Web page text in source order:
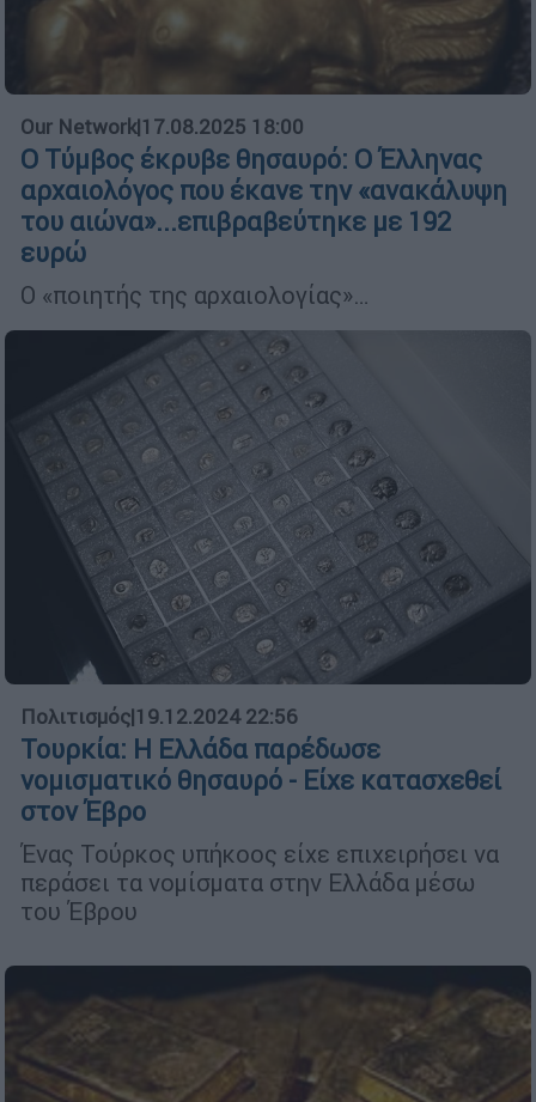
Our Network|17.08.2025 18:00
Ο Τύμβος έκρυβε θησαυρό: Ο Έλληνας
αρχαιολόγος που έκανε την «ανακάλυψη
του αιώνα»...επιβραβεύτηκε με 192
ευρώ
Ο «ποιητής της αρχαιολογίας»…
Πολιτισμός|19.12.2024 22:56
Τουρκία: Η Ελλάδα παρέδωσε
νομισματικό θησαυρό - Είχε κατασχεθεί
στον Έβρο
Ένας Τούρκος υπήκοος είχε επιχειρήσει να
περάσει τα νομίσματα στην Ελλάδα μέσω
του Έβρου